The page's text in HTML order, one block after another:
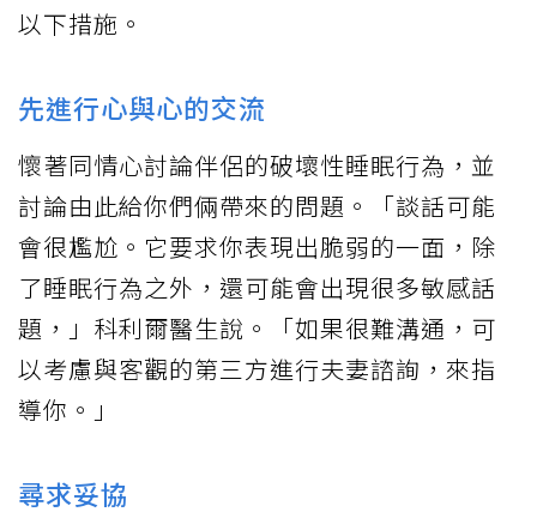
以下措施。
先進行心與心的交流
懷著同情心討論伴侶的破壞性睡眠行為，並
討論由此給你們倆帶來的問題。「談話可能
會很尷尬。它要求你表現出脆弱的一面，除
了睡眠行為之外，還可能會出現很多敏感話
題，」科利爾醫生說。「如果很難溝通，可
以考慮與客觀的第三方進行夫妻諮詢，來指
導你。」
尋求妥協